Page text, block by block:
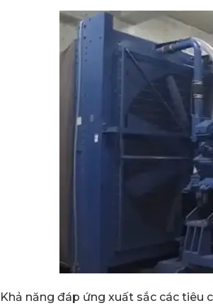
Khả năng đáp ứng xuất sắc các tiêu